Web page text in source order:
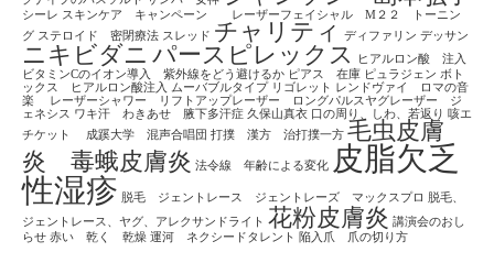
シーレ スキンケア キャンペーン レーザーフェイシャル M２２ トーニン
グ ステロイド 密閉療法 スレッド チャリティ ディファリン デッサン
ニキビダニ パースピレックス
ヒアルロン酸 注入
ビタミンCのイオン導入 紫外線をどう避けるか ピアス 在庫 ピュラジェン ボト
ックス ヒアルロン酸注入 ムーバブルタイプ リゴレット レンドヴァイ ロマの音
楽
レーザーシャワー リフトアップレーザー ロングパルスヤグレーザー ジ
ェネシス ワキ汗 わきあせ 腋下多汗症 久保山真衣 口の周り、しわ、若返り 咳エ
チケット
成蹊大学 混声合唱団 打撲 漢方 治打撲一方 毛虫皮膚
炎 毒蛾皮膚炎 法令線 年齢による変化
皮脂欠乏
性湿疹 脱毛 ジェントレース ジェントレーズ マックスプロ
脱毛、
ジェントレース、ヤグ、アレクサンドライト 花粉皮膚炎 講演会のおし
らせ 赤い 乾く 乾燥 運河 ネクシードタレント 陥入爪 爪の切り方